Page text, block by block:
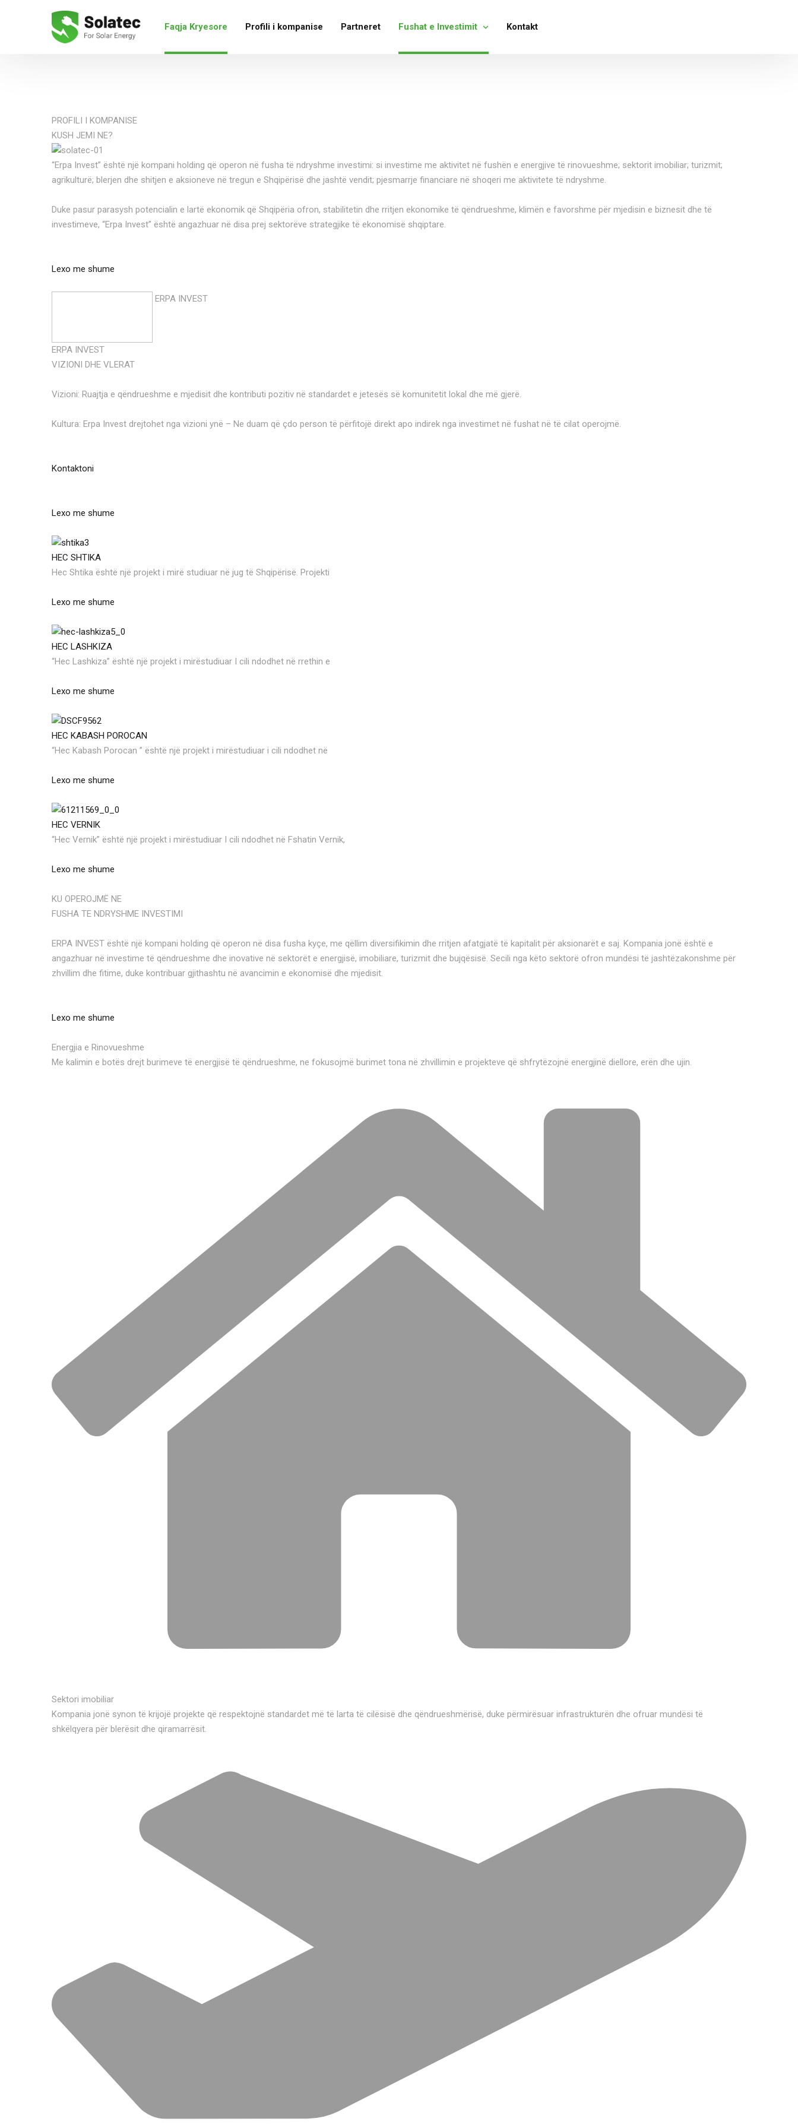
Faqja Kryesore Profili i kompanise Partneret Fushat e Investimit Kontakt
PROFILI I KOMPANISE
KUSH JEMI NE?
“Erpa Invest” është një kompani holding që operon në fusha të ndryshme investimi: si investime me aktivitet në fushën e energjive të rinovueshme; sektorit imobiliar; turizmit;
agrikulturë; blerjen dhe shitjen e aksioneve në tregun e Shqipërisë dhe jashtë vendit; pjesmarrje financiare në shoqeri me aktivitete të ndryshme.
Duke pasur parasysh potencialin e lartë ekonomik që Shqipëria ofron, stabilitetin dhe rritjen ekonomike të qëndrueshme, klimën e favorshme për mjedisin e biznesit dhe të
investimeve, “Erpa Invest” është angazhuar në disa prej sektorëve strategjike të ekonomisë shqiptare.
Lexo me shume
ERPA INVEST
ERPA INVEST
VIZIONI DHE VLERAT
Vizioni: Ruajtja e qëndrueshme e mjedisit dhe kontributi pozitiv në standardet e jetesës së komunitetit lokal dhe më gjerë.
Kultura: Erpa Invest drejtohet nga vizioni ynë – Ne duam që çdo person të përfitojë direkt apo indirek nga investimet në fushat në të cilat operojmë.
Kontaktoni
Lexo me shume
HEC SHTIKA
Hec Shtika është një projekt i mirë studiuar në jug të Shqipërisë. Projekti
Lexo me shume
HEC LASHKIZA
“Hec Lashkiza” është një projekt i mirëstudiuar I cili ndodhet në rrethin e
Lexo me shume
HEC KABASH POROCAN
“Hec Kabash Porocan ” është një projekt i mirëstudiuar i cili ndodhet në
Lexo me shume
HEC VERNIK
“Hec Vernik” është një projekt i mirëstudiuar I cili ndodhet në Fshatin Vernik,
Lexo me shume
KU OPEROJMË NE
FUSHA TE NDRYSHME INVESTIMI
ERPA INVEST është një kompani holding që operon në disa fusha kyçe, me qëllim diversifikimin dhe rritjen afatgjatë të kapitalit për aksionarët e saj. Kompania jonë është e
angazhuar në investime të qëndrueshme dhe inovative në sektorët e energjisë, imobiliare, turizmit dhe bujqësisë. Secili nga këto sektorë ofron mundësi të jashtëzakonshme për
zhvillim dhe fitime, duke kontribuar gjithashtu në avancimin e ekonomisë dhe mjedisit.
Lexo me shume
Energjia e Rinovueshme
Me kalimin e botës drejt burimeve të energjisë të qëndrueshme, ne fokusojmë burimet tona në zhvillimin e projekteve që shfrytëzojnë energjinë diellore, erën dhe ujin.
Sektori imobiliar
Kompania jonë synon të krijojë projekte që respektojnë standardet më të larta të cilësisë dhe qëndrueshmërisë, duke përmirësuar infrastrukturën dhe ofruar mundësi të
shkëlqyera për blerësit dhe qiramarrësit.